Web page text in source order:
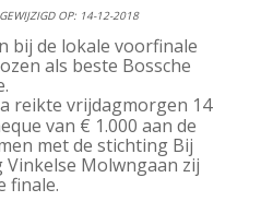
GEWIJZIGD OP: 14-12-2018
bij de lokale voorfinale
als beste Bossche
reikte vrijdagmorgen 14
van € 1.000 aan de
met de stichting Bij
Molwngaan zij
finale.